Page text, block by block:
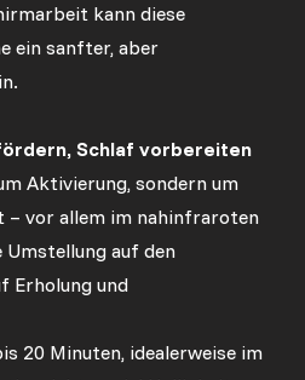
kann diese
ein sanfter, aber
Schlaf vorbereiten
Aktivierung, sondern um
– vor allem im nahinfraroten
auf den
Erholung und
20 Minuten, idealerweise im